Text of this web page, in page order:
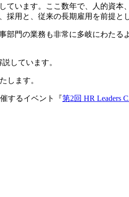
います。ここ数年で、人的資
用と、従来の長期雇用を前提と
門の業務も非常に多岐にわた
しています。
します。
するイベント『第2回 HR Leaders